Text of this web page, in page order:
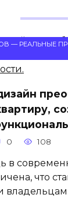
— РЕАЛЬНЫЕ
0 108
в
что